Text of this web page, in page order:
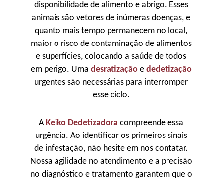
disponibilidade de alimento e abrigo. Esses
animais são vetores de inúmeras doenças, e
quanto mais tempo permanecem no local,
maior o risco de contaminação de alimentos
e superfícies, colocando a saúde de todos
em perigo. Uma desratização e dedetização
urgentes são necessárias para interromper
esse ciclo.
AKeiko Dedetizadora compreende essa
urgência. Ao identificar os primeiros sinais
de infestação, não hesite em nos contatar.
Nossa agilidade no atendimento e a precisão
no diagnóstico e tratamento garantem que o